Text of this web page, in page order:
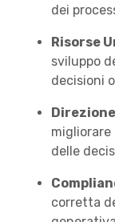
dei
Risorse
sviluppo
decisioni
migliorare
delle
corretta